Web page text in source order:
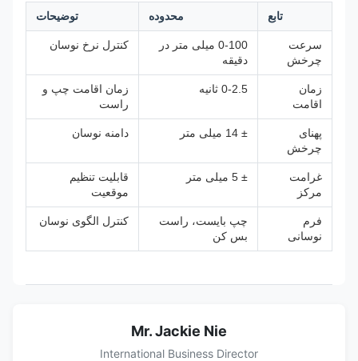
تابع محدوده توضیحات
سرعت
چرخش
0-100 میلی متر در
دقیقه
کنترل نرخ نوسان
زمان
اقامت
0-2.5 ثانیه
زمان اقامت چپ و
راست
پهنای
چرخش
± 14 میلی متر دامنه نوسان
غرامت
مرکز
± 5 میلی متر
قابلیت تنظیم
موقعیت
فرم
نوسانی
چپ بایست، راست
بس کن
کنترل الگوی نوسان
Mr. Jackie Nie
International Business Director